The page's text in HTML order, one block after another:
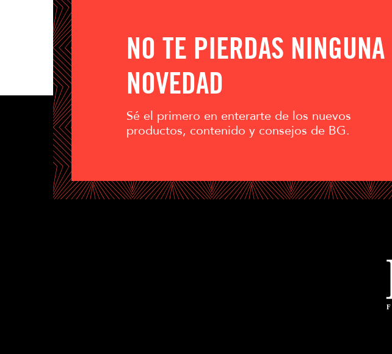
NO TE PIERDAS NINGUNA
NOVEDAD
Sé el primero en enterarte de los nuevos
productos, contenido y consejos de BG.